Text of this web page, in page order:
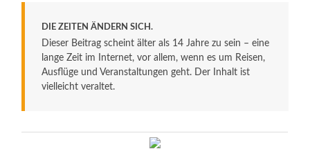
DIE ZEITEN ÄNDERN SICH.
Dieser Beitrag scheint älter als 14 Jahre zu sein – eine
lange Zeit im Internet, vor allem, wenn es um Reisen,
Ausflüge und Veranstaltungen geht. Der Inhalt ist
vielleicht veraltet.